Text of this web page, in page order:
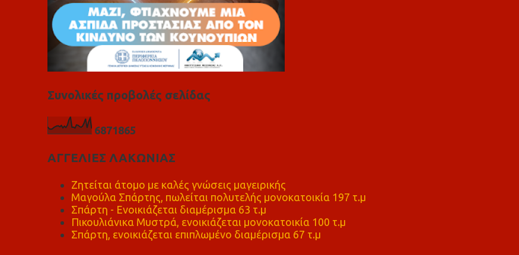
Συνολικές προβολές σελίδας
6871865
ΑΓΓΕΛΙΕΣ ΛΑΚΩΝΙΑΣ
Ζητείται άτομο με καλές γνώσεις μαγειρικής
Μαγούλα Σπάρτης, πωλείται πολυτελής μονοκατοικία 197 τ.μ
Σπάρτη - Ενοικιάζεται διαμέρισμα 63 τ.μ
Πικουλιάνικα Μυστρά, ενοικιάζεται μονοκατοικία 100 τ.μ
Σπάρτη, ενοικιάζεται επιπλωμένο διαμέρισμα 67 τ.μ